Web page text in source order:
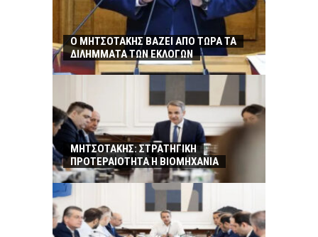
Ο ΜΗΤΣΟΤΑΚΗΣ ΒΑΖΕΙ ΑΠΟ ΤΩΡΑ ΤΑ
ΔΙΛΗΜΜΑΤΑ ΤΩΝ ΕΚΛΟΓΩΝ
ΜΗΤΣΟΤΑΚΗΣ: ΣΤΡΑΤΗΓΙΚΗ
ΠΡΟΤΕΡΑΙΟΤΗΤΑ Η ΒΙΟΜΗΧΑΝΙΑ